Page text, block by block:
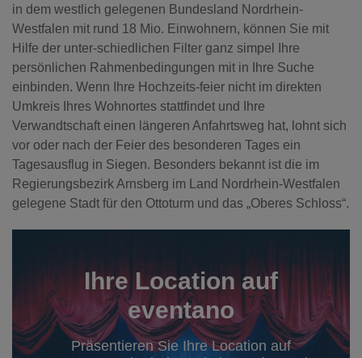
in dem westlich gelegenen Bundesland Nordrhein-
Westfalen mit rund 18 Mio. Einwohnern, können Sie mit
Hilfe der unter-schiedlichen Filter ganz simpel Ihre
persönlichen Rahmenbedingungen mit in Ihre Suche
einbinden. Wenn Ihre Hochzeits-feier nicht im direkten
Umkreis Ihres Wohnortes stattfindet und Ihre
Verwandtschaft einen längeren Anfahrtsweg hat, lohnt sich
vor oder nach der Feier des besonderen Tages ein
Tagesausflug in Siegen. Besonders bekannt ist die im
Regierungsbezirk Arnsberg im Land Nordrhein-Westfalen
gelegene Stadt für den Ottoturm und das „Oberes Schloss“.
Ihre Location auf
eventano
Präsentieren Sie Ihre Location auf